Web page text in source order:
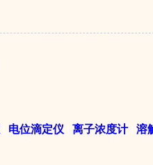
电位滴定仪 离子浓度计
溶